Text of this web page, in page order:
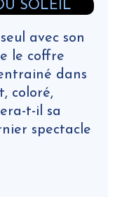
avec son
le coffre
dans
coloré,
t-il sa
spectacle